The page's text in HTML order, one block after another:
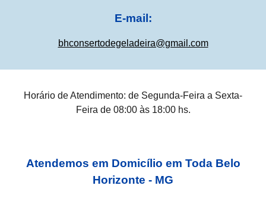
E-mail:
bhconsertodegeladeira@gmail.com
Horário de Atendimento: de Segunda-Feira a Sexta-
Feira de 08:00 às 18:00 hs.
Atendemos em Domicílio em Toda Belo
Horizonte - MG